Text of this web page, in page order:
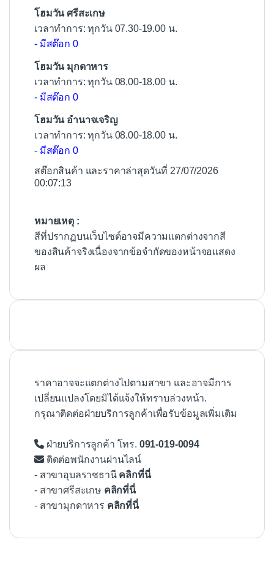
โฮมวัน ศรีสะเกษ
เวลาทำการ: ทุกวัน 07.30-19.00 น.
- มีสต๊อก 0
โฮมวัน มุกดาหาร
เวลาทำการ: ทุกวัน 08.00-18.00 น.
- มีสต๊อก 0
โฮมวัน อำนาจเจริญ
เวลาทำการ: ทุกวัน 08.00-18.00 น.
- มีสต๊อก 0
สต๊อกสินค้า และราคาล่าสุดวันที่ 27/07/2026
00:07:13
หมายเหตุ :
สีที่ปรากฏบนเว็บไซต์อาจมีความแตกต่างจากสี
ของสินค้าจริงเนื่องจากข้อจำกัดของหน้าจอแสดง
ผล
ราคาอาจจะแตกต่างไปตามสาขา และอาจมีการ
เปลี่ยนแปลงโดยมิได้แจ้งให้ทราบล่วงหน้า.
กรุณาติดต่อฝ่ายบริการลูกค้าเพื่อรับข้อมูลเพิ่มเติม
ฝ่ายบริการลูกค้า โทร. 091-019-0094
ติดต่อพนักงานผ่านไลน์
- สาขาอุบลราชธานี คลิกที่นี่
- สาขาศรีสะเกษ คลิกที่นี่
- สาขามุกดาหาร คลิกที่นี่